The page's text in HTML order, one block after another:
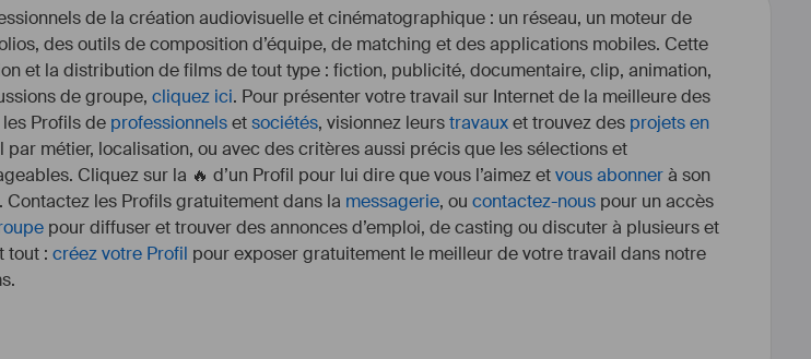
de la création audiovisuelle et cinématographique : un réseau, un moteur de
des outils de composition d’équipe, de matching et des applications mobiles. Cette
et la distribution de films de tout type : fiction, publicité, documentaire, clip, animation,
de groupe, cliquez ici. Pour présenter votre travail sur Internet de la meilleure des
Profils de professionnelsetsociétés, visionnez leurstravauxet trouvez des projets en
par métier, localisation, ou avec des critères aussi précis que les sélections et
Cliquez sur la 🔥 d’un Profil pour lui dire que vous l’aimez etvous abonnerà son
les Profils gratuitement dans la messagerie, ou contactez-nous pour un accès
pour diffuser et trouver des annonces d’emploi, de casting ou discuter à plusieurs et
tout : créez votre Profil pour exposer gratuitement le meilleur de votre travail dans notre